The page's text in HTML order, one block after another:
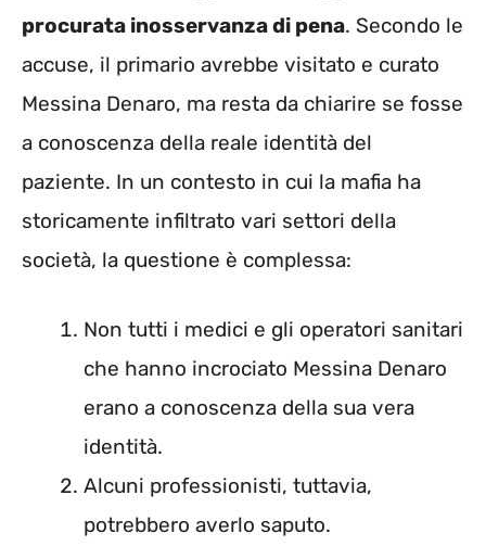
procurata inosservanza di pena. Secondo le
accuse, il primario avrebbe visitato e curato
Messina Denaro, ma resta da chiarire se fosse
a conoscenza della reale identità del
paziente. In un contesto in cui la mafia ha
storicamente infiltrato vari settori della
società, la questione è complessa:
Non tutti i medici e gli operatori sanitari
che hanno incrociato Messina Denaro
erano a conoscenza della sua vera
identità.
Alcuni professionisti, tuttavia,
potrebbero averlo saputo.